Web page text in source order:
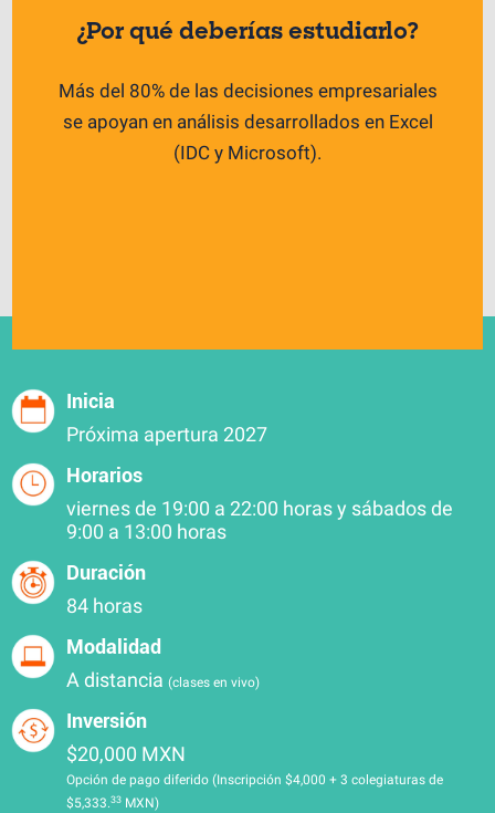
¿Por qué deberías estudiarlo?
Más del 80% de las decisiones empresariales
se apoyan en análisis desarrollados en Excel
(IDC y Microsoft).
Inicia
Próxima apertura 2027
Horarios
viernes de 19:00 a 22:00 horas y sábados de
9:00 a 13:00 horas
Duración
84 horas
Modalidad
A distancia (clases en vivo)
Inversión
$20,000 MXN
Opción de pago diferido (Inscripción $4,000 + 3 colegiaturas de
$5,333.33 MXN)